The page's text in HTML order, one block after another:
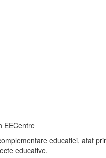
educatiei, atat
educative.